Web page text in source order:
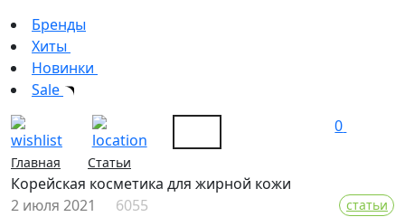
Бренды
Хиты
Новинки
Sale
0
Главная Статьи
Корейская косметика для жирной кожи
2 июля 2021
6055 статьи